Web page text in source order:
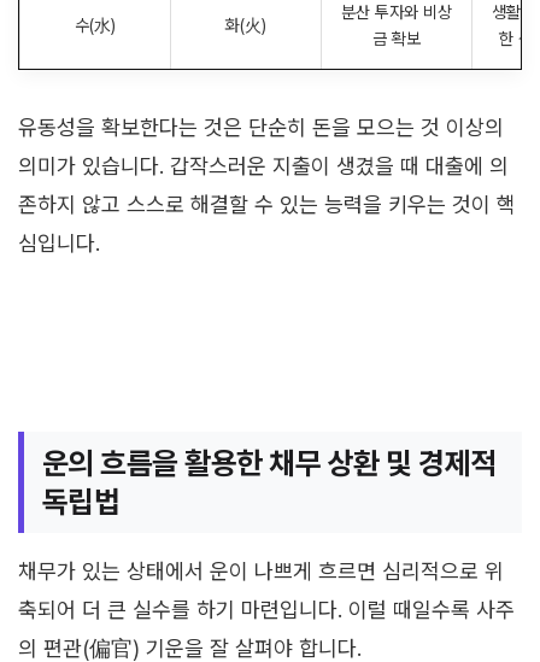
수(水) 화(火)
분산 투자와 비상
금 확보
생활
한 상
유동성을 확보한다는 것은 단순히 돈을 모으는 것 이상의
의미가 있습니다. 갑작스러운 지출이 생겼을 때 대출에 의
존하지 않고 스스로 해결할 수 있는 능력을 키우는 것이 핵
심입니다.
운의 흐름을 활용한 채무 상환 및 경제적
독립법
채무가 있는 상태에서 운이 나쁘게 흐르면 심리적으로 위
축되어 더 큰 실수를 하기 마련입니다. 이럴 때일수록 사주
의 편관(偏官) 기운을 잘 살펴야 합니다.